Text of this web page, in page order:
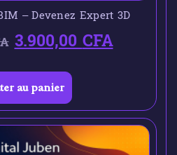
– Devenez Expert 3D
3.900,00CFA
au panier